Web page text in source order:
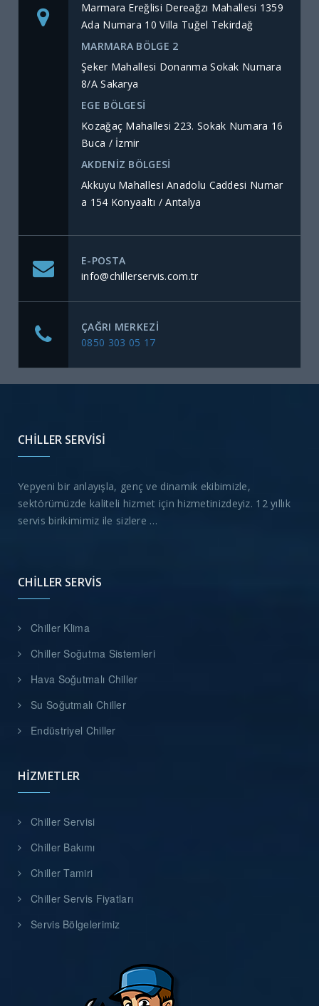
Marmara Ereğlisi Dereağzı Mahallesi 1359
Ada Numara 10 Villa Tuğel Tekirdağ
MARMARA BÖLGE 2
Şeker Mahallesi Donanma Sokak Numara
8/A Sakarya
EGE BÖLGESİ
Kozağaç Mahallesi 223. Sokak Numara 16
Buca / İzmir
AKDENİZ BÖLGESİ
Akkuyu Mahallesi Anadolu Caddesi Numar
a 154 Konyaaltı / Antalya
E-POSTA
info@chillerservis.com.tr
ÇAĞRI MERKEZI
0850 303 05 17
CHILLER SERVISI
Yepyeni bir anlayışla, genç ve dinamik ekibimizle,
sektörümüzde kaliteli hizmet için hizmetinizdeyiz. 12 yıllık
servis birikimimiz ile sizlere …
CHILLER SERVIS
Chiller Klima
Chiller Soğutma Sistemleri
Hava Soğutmalı Chiller
Su Soğutmalı Chiller
Endüstriyel Chiller
HIZMETLER
Chiller Servisi
Chiller Bakımı
Chiller Tamiri
Chiller Servis Fiyatları
Servis Bölgelerimiz